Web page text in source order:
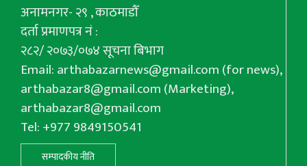
अनामनगर- २९ , काठमाडौँ
दर्ता प्रमाणपत्र नं :
२८२/ २०७३/०७४ सूचना बिभाग
Email:arthabazarnews@gmail.com(for news),
arthabazar8@gmail.com(Marketing),
arthabazar8@gmail.com
Tel: +977 9849150541
सम्पादकीय नीति